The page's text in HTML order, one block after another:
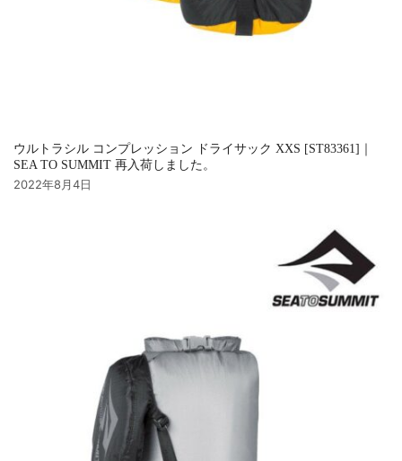
ウルトラシル コンプレッション ドライサック XXS [ST83361]｜
SEA TO SUMMIT 再入荷しました。
2022年8月4日